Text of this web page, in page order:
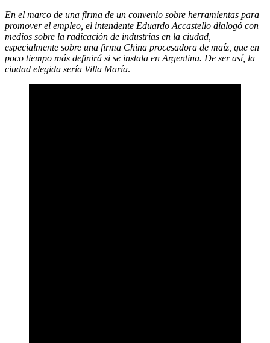
En el marco de una firma de un convenio sobre herramientas para
promover el empleo, el intendente Eduardo Accastello dialogó con
medios sobre la radicación de industrias en la ciudad,
especialmente sobre una firma China procesadora de maíz, que en
poco tiempo más definirá si se instala en Argentina. De ser así, la
ciudad elegida sería Villa María.